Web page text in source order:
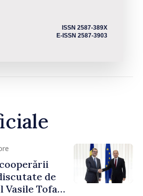
ISSN 2587-389X
E-ISSN 2587-3903
de
Tofan